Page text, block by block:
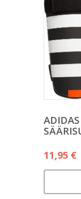
ADIDAS
11,95 €